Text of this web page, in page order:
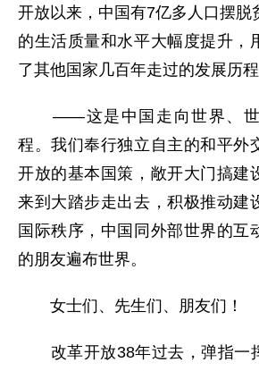
开放以来，中国有7亿多人口摆脱
的生活质量和水平大幅度提升，
了其他国家几百年走过的发展历程
——这是中国走向世界、世
程。我们奉行独立自主的和平外
开放的基本国策，敞开大门搞建
来到大踏步走出去，积极推动建
国际秩序，中国同外部世界的互
的朋友遍布世界。
女士们、先生们、朋友们！
改革开放38年过去，弹指一